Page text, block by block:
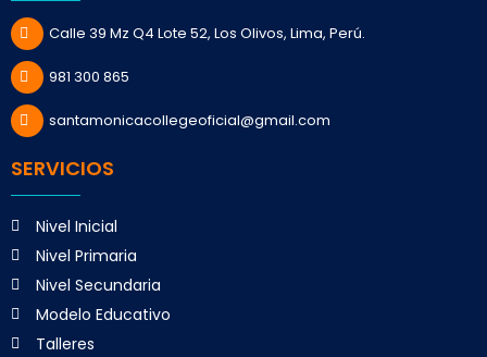
Calle 39 Mz Q4 Lote 52, Los Olivos, Lima, Perú.
981 300 865
santamonicacollegeoficial@gmail.com
SERVICIOS
Nivel Inicial
Nivel Primaria
Nivel Secundaria
Modelo Educativo
Talleres